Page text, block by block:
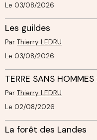
Le 03/08/2026
Les guildes
Par Thierry LEDRU
Le 03/08/2026
TERRE SANS
Par Thierry LEDRU
Le 02/08/2026
La forêt des Landes